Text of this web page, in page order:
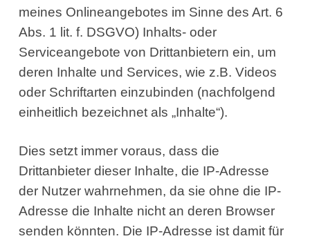
meines Onlineangebotes im Sinne des Art. 6
Abs. 1 lit. f. DSGVO) Inhalts- oder
Serviceangebote von Drittanbietern ein, um
deren Inhalte und Services, wie z.B. Videos
oder Schriftarten einzubinden (nachfolgend
einheitlich bezeichnet als „Inhalte“).
Dies setzt immer voraus, dass die
Drittanbieter dieser Inhalte, die IP-Adresse
der Nutzer wahrnehmen, da sie ohne die IP-
Adresse die Inhalte nicht an deren Browser
senden könnten. Die IP-Adresse ist damit für